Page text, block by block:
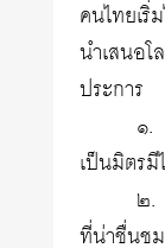
คนไทยเ
นำเสนอ
ประการ
๑.
เป็นมิตรมี
๒.
ที่น่าชื่นช